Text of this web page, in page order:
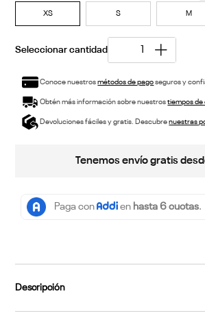
XS S M
Conoce nuestrosmétodos de pagoseguros y
Obtén más información sobre nuestrostiempos de
Devoluciones fáciles y gratis. Descubrenuestras
Tenemos envío gratis
Descripción